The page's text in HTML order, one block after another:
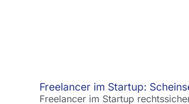
Freelancer im Startup:
Freelancer im Startup